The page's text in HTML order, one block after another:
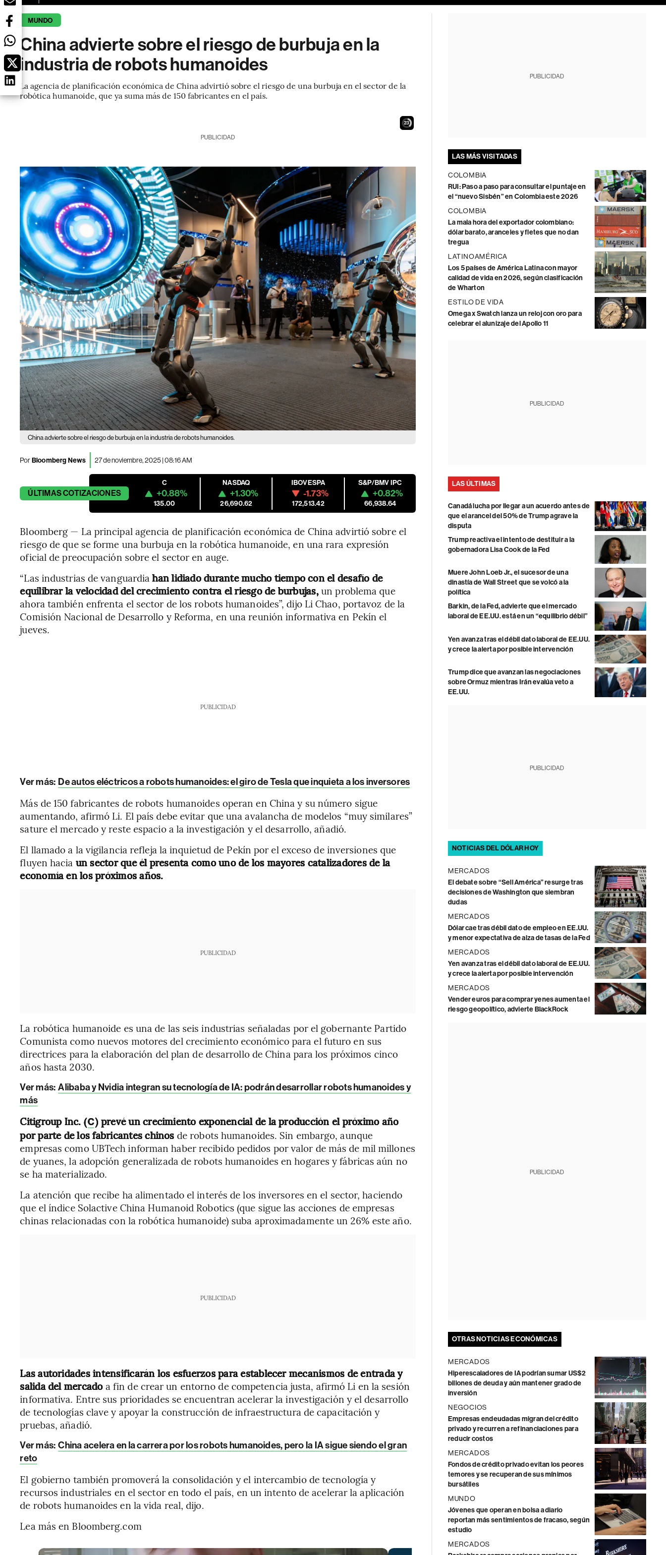
MUNDO
China advierte sobre el riesgo de burbuja en la
industria de robots humanoides
La agencia de planificación económica de China advirtió sobre el riesgo de una burbuja en el sector de la
robótica humanoide, que ya suma más de 150 fabricantes en el país.
21
PUBLICIDAD
China advierte sobre el riesgo de burbuja en la industria de robots humanoides.
PorBloomberg News 27 de noviembre, 2025 | 08:16 AM
ÚLTIMASCOTIZACIONES
C
+0.88%
135.00
NASDAQ
+1.30%
26,690.62
IBOVESPA
-1.73%
172,513.42
S&P/BMV IPC
+0.82%
66,938.64
Bloomberg — La principal agencia de planificación económica de China advirtió sobre el
riesgo de que se forme una burbuja en la robótica humanoide, en una rara expresión
oficial de preocupación sobre el sector en auge.
“Las industrias de vanguardiahan lidiado durante mucho tiempo con el desafío de
equilibrar la velocidad del crecimiento contra el riesgo de burbujas,un problema que
ahora también enfrenta el sector de los robots humanoides”, dijo Li Chao, portavoz de la
Comisión Nacional de Desarrollo y Reforma, en una reunión informativa en Pekín el
jueves.
PUBLICIDAD
Ver más: De autos eléctricos a robots humanoides: el giro de Tesla que inquieta a los inversores
Más de 150 fabricantes de robots humanoides operan en China y su número sigue
aumentando, afirmó Li. El país debe evitar que una avalancha de modelos “muy similares”
sature el mercado y reste espacio a la investigación y el desarrollo, añadió.
El llamado a la vigilancia refleja la inquietud de Pekín por el exceso de inversiones que
fluyen hacia un sector que él presenta como uno de los mayores catalizadores de la
economía en los próximos años.
PUBLICIDAD
La robótica humanoide es una de las seis industrias señaladas por el gobernante Partido
Comunista como nuevos motores del crecimiento económico para el futuro en sus
directrices para la elaboración del plan de desarrollo de China para los próximos cinco
años hasta 2030.
Ver más: Alibaba y Nvidia integran su tecnología de IA: podrán desarrollar robots humanoides y
más
Citigroup Inc. (C) prevé un crecimiento exponencial de la producción el próximo año
por parte de los fabricantes chinos de robots humanoides. Sin embargo, aunque
empresas como UBTech informan haber recibido pedidos por valor de más de mil millones
de yuanes, la adopción generalizada de robots humanoides en hogares y fábricas aún no
se ha materializado.
La atención que recibe ha alimentado el interés de los inversores en el sector, haciendo
que el índice Solactive China Humanoid Robotics (que sigue las acciones de empresas
chinas relacionadas con la robótica humanoide) suba aproximadamente un 26% este año.
PUBLICIDAD
Las autoridades intensificarán los esfuerzos para establecer mecanismos de entrada y
salida del mercadoa fin de crear un entorno de competencia justa, afirmó Li en la sesión
informativa. Entre sus prioridades se encuentran acelerar la investigación y el desarrollo
de tecnologías clave y apoyar la construcción de infraestructura de capacitación y
pruebas, añadió.
Ver más: China acelera en la carrera por los robots humanoides, pero la IA sigue siendo el gran
reto
El gobierno también promoverá la consolidación y el intercambio de tecnología y
recursos industriales en el sector en todo el país, en un intento de acelerar la aplicación
de robots humanoides en la vida real, dijo.
Lea más en Bloomberg.com
PUBLICIDAD
LAS MÁS VISITADAS
COLOMBIA
RUI: Paso a paso para consultar el puntaje en
el “nuevo Sisbén” en Colombia este 2026
COLOMBIA
La mala hora del exportador colombiano:
dólar barato, aranceles y fletes que no dan
tregua
LATINOAMÉRICA
Los 5 países de América Latina con mayor
calidad de vida en 2026, según clasificación
de Wharton
ESTILO DE VIDA
Omega x Swatch lanza un reloj con oro para
celebrar el alunizaje del Apollo 11
PUBLICIDAD
LAS ÚLTIMAS
Canadá lucha por llegar a un acuerdo antes de
que el arancel del 50% de Trump agrave la
disputa
Trump reactiva el intento de destituir a la
gobernadora Lisa Cook de la Fed
Muere John Loeb Jr., el sucesor de una
dinastía de Wall Street que se volcó a la
política
Barkin, de la Fed, advierte que el mercado
laboral de EE.UU. está en un “equilibrio débil”
Yen avanza tras el débil dato laboral de EE.UU.
y crece la alerta por posible intervención
Trump dice que avanzan las negociaciones
sobre Ormuz mientras Irán evalúa veto a
EE.UU.
PUBLICIDAD
NOTICIAS DEL DÓLAR HOY
MERCADOS
El debate sobre “Sell América” resurge tras
decisiones de Washington que siembran
dudas
MERCADOS
Dólar cae tras débil dato de empleo en EE.UU.
y menor expectativa de alza de tasas de la Fed
MERCADOS
Yen avanza tras el débil dato laboral de EE.UU.
y crece la alerta por posible intervención
MERCADOS
Vender euros para comprar yenes aumenta el
riesgo geopolítico, advierte BlackRock
PUBLICIDAD
OTRAS NOTICIAS ECONÓMICAS
MERCADOS
Hiperescaladores de IA podrían sumar US$2
billones de deuda y aún mantener grado de
inversión
NEGOCIOS
Empresas endeudadas migran del crédito
privado y recurren a refinanciaciones para
reducir costos
MERCADOS
Fondos de crédito privado evitan los peores
temores y se recuperan de sus mínimos
bursátiles
MUNDO
Jóvenes que operan en bolsa a diario
reportan más sentimientos de fracaso, según
estudio
MERCADOS